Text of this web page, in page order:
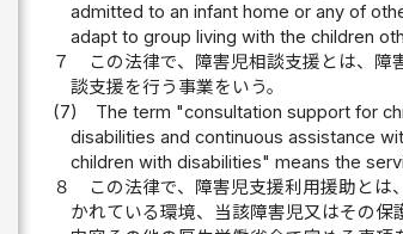
admitted to an infant home or any of
adapt to group living with the children
７
この法律で、障害児相談支援とは、
談支援を行う事業をいう。
(7)
The term "consultation support for
disabilities and continuous assistance
children with disabilities" means the
８
この法律で、障害児支援利用援助と
かれている環境、当該障害児又はその